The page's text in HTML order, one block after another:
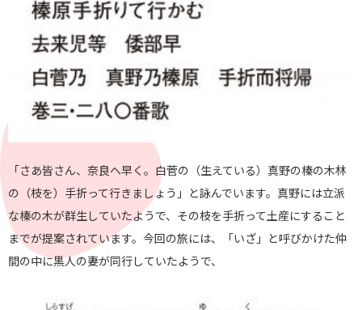
「さあ皆さん、奈良へ早く。白菅の（生えている）真野の榛の木林
の（枝を）手折って行きましょう」と詠んでいます。真野には立派
な榛の木が群生していたようで、その枝を手折って土産にすること
までが提案されています。今回の旅には、「いざ」と呼びかけた仲
間の中に黒人の妻が同行していたようで、